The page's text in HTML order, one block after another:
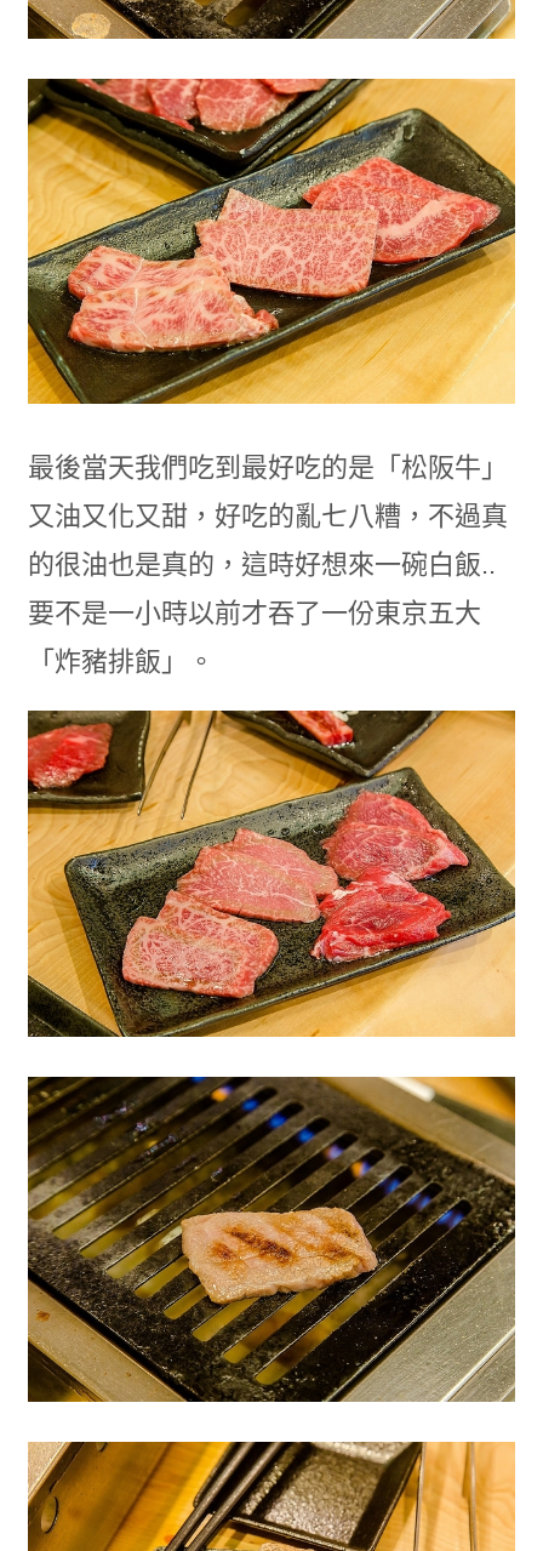
最後當天我們吃到最好吃的是「松阪牛」
又油又化又甜，好吃的亂七八糟，不過真
的很油也是真的，這時好想來一碗白飯..
要不是一小時以前才吞了一份東京五大
「炸豬排飯」。